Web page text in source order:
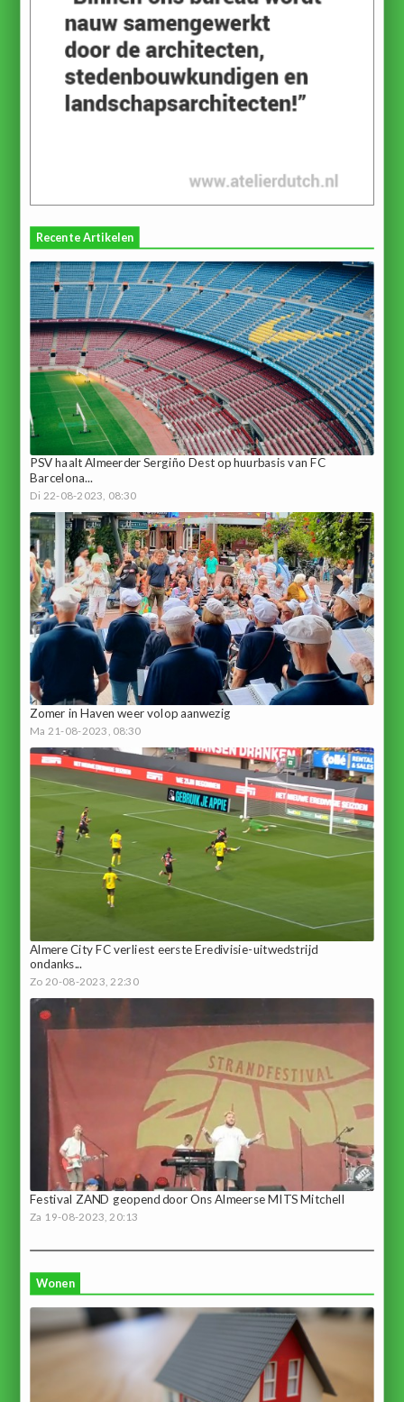
Recente Artikelen
PSV haalt Almeerder Sergiño Dest op huurbasis van FC
Barcelona...
Di 22-08-2023, 08:30
Zomer in Haven weer volop aanwezig
Ma 21-08-2023, 08:30
Almere City FC verliest eerste Eredivisie-uitwedstrijd
ondanks...
Zo 20-08-2023, 22:30
Festival ZAND geopend door Ons Almeerse MITS Mitchell
Za 19-08-2023, 20:13
Wonen